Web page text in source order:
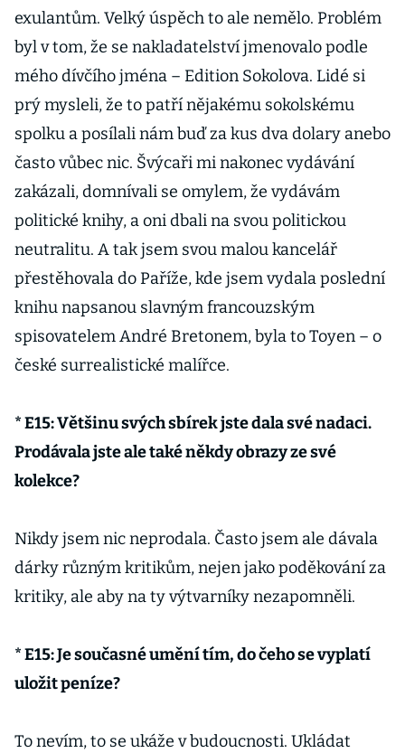
exulantům. Velký úspěch to ale nemělo. Problém
byl v tom, že se nakladatelství jmenovalo podle
mého dívčího jména – Edition Sokolova. Lidé si
prý mysleli, že to patří nějakému sokolskému
spolku a posílali nám buď za kus dva dolary anebo
často vůbec nic. Švýcaři mi nakonec vydávání
zakázali, domnívali se omylem, že vydávám
politické knihy, a oni dbali na svou politickou
neutralitu. A tak jsem svou malou kancelář
přestěhovala do Paříže, kde jsem vydala poslední
knihu napsanou slavným francouzským
spisovatelem André Bretonem, byla to Toyen – o
české surrealistické malířce.
* E15: Většinu svých sbírek jste dala své nadaci.
Prodávala jste ale také někdy obrazy ze své
kolekce?
Nikdy jsem nic neprodala. Často jsem ale dávala
dárky různým kritikům, nejen jako poděkování za
kritiky, ale aby na ty výtvarníky nezapomněli.
* E15: Je současné umění tím, do čeho se vyplatí
uložit peníze?
To nevím, to se ukáže v budoucnosti. Ukládat